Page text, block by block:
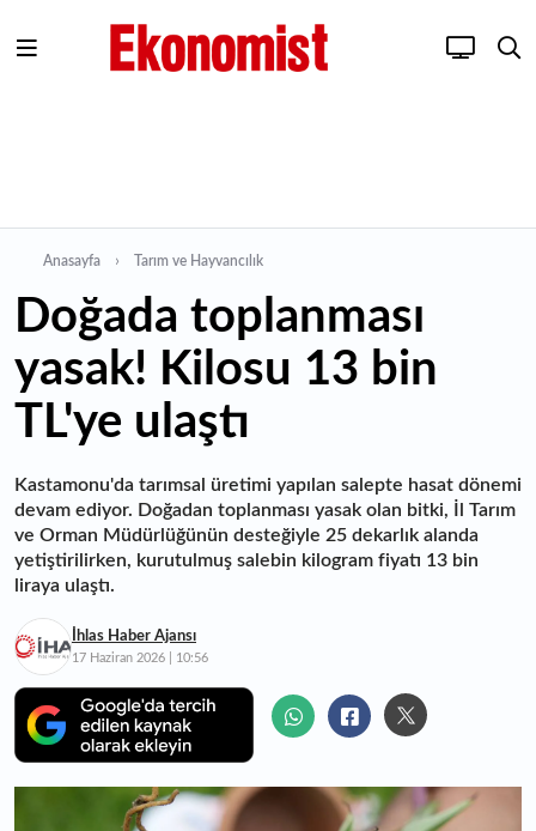
Anasayfa Tarım ve Hayvancılık
Doğada toplanması
yasak! Kilosu 13 bin
TL'ye ulaştı
Kastamonu'da tarımsal üretimi yapılan salepte hasat dönemi
devam ediyor. Doğadan toplanması yasak olan bitki, İl Tarım
ve Orman Müdürlüğünün desteğiyle 25 dekarlık alanda
yetiştirilirken, kurutulmuş salebin kilogram fiyatı 13 bin
liraya ulaştı.
İhlas Haber Ajansı
17 Haziran 2026 | 10:56